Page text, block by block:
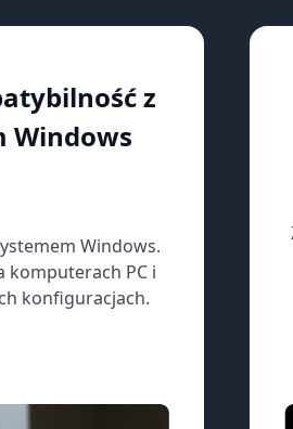
z
Windows
Windows.
komputerach PC i
konfiguracjach.